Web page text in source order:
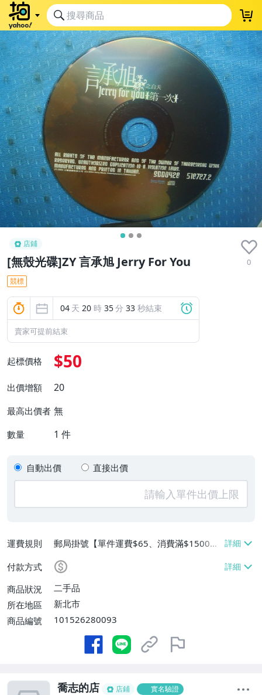
店鋪
[無殼光碟]ZY 言承旭 Jerry For You 0
競標
04 天 20 時 35分 32 秒結束
賣家可提前結束
起標價格 $50
出價增額 20
最高出價者 無
數量 1 件
自動出價 直接出價
運費規則
郵局掛號【單件運費$65、消費滿$1500免
運費】
付款方式
商品狀況
二手品
所在地區
新北市
商品編號
101526280093
喬志的店 店鋪 實名驗證